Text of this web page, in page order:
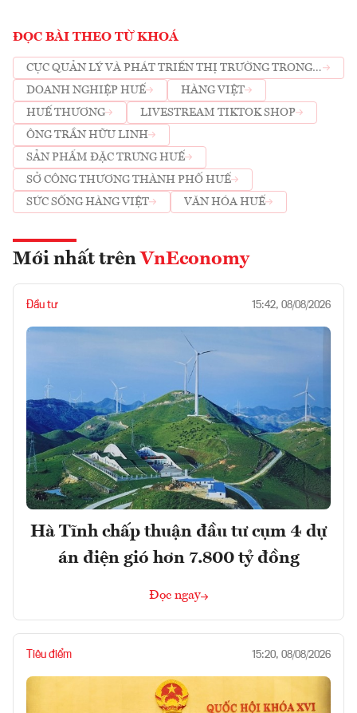
ĐỌC BÀI THEO TỪ KHOÁ
CỤC QUẢN LÝ VÀ PHÁT TRIỂN THỊ TRƯỜNG TRONG
NƯỚC
DOANH NGHIỆP HUẾ
HÀNG VIỆT
HUẾ THƯƠNG
LIVESTREAM TIKTOK SHOP
ÔNG TRẦN HỮU LINH
SẢN PHẨM ĐẶC TRƯNG HUẾ
SỞ CÔNG THƯƠNG THÀNH PHỐ HUẾ
SỨC SỐNG HÀNG VIỆT
VĂN HÓA HUẾ
Mới nhất trên VnEconomy
Đầu tư 15:42, 08/08/2026
Hà Tĩnh chấp thuận đầu tư cụm 4 dự
án điện gió hơn 7.800 tỷ đồng
Đọc ngay
Tiêu điểm 15:20, 08/08/2026